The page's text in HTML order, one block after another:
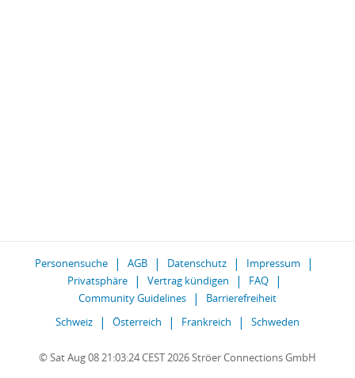
Personensuche AGB Datenschutz
Impressum
Privatsphäre
Vertrag kündigen
FAQ
Community Guidelines
Barrierefreiheit
Schweiz
Österreich Frankreich Schweden
© Sat Aug 08 21:03:24 CEST 2026 Ströer Connections GmbH